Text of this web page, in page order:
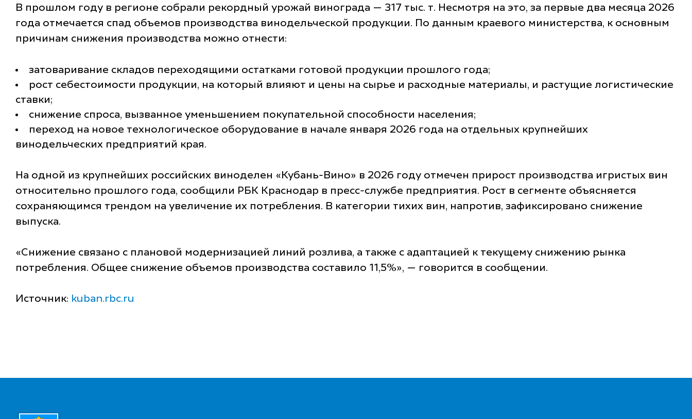
В прошлом году в регионе собрали рекордный урожай винограда — 317 тыс. т. Несмотря на это, за первые два месяца 2026
года отмечается спад объемов производства винодельческой продукции. По данным краевого министерства, к основным
причинам снижения производства можно отнести:
затоваривание складов переходящими остатками готовой продукции прошлого года;
рост себестоимости продукции, на который влияют и цены на сырье и расходные материалы, и растущие логистические
ставки;
снижение спроса, вызванное уменьшением покупательной способности населения;
переход на новое технологическое оборудование в начале января 2026 года на отдельных крупнейших
винодельческих предприятий края.
На одной из крупнейших российских виноделен «Кубань-Вино» в 2026 году отмечен прирост производства игристых вин
относительно прошлого года, сообщили РБК Краснодар в пресс-службе предприятия. Рост в сегменте объясняется
сохраняющимся трендом на увеличение их потребления. В категории тихих вин, напротив, зафиксировано снижение
выпуска.
«Снижение связано с плановой модернизацией линий розлива, а также с адаптацией к текущему снижению рынка
потребления. Общее снижение объемов производства составило 11,5%», — говорится в сообщении.
Источник: kuban.rbc.ru